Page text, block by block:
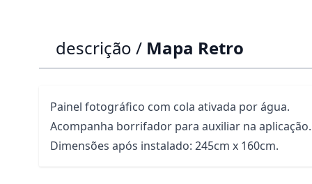
descrição / Mapa Retro
Painel fotográfico com cola ativada por água.
Acompanha borrifador para auxiliar na aplicação.
Dimensões após instalado: 245cm x 160cm.